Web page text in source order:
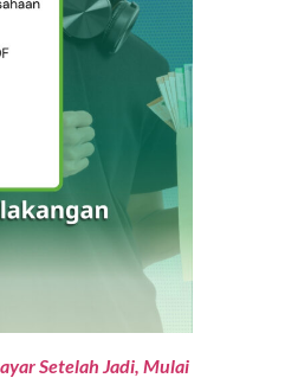
Setelah Jadi, Mulai